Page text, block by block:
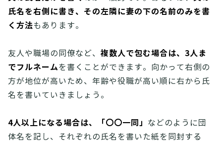
氏名を右側に書き、その左隣に妻の下の名前のみを書
く方法もあります。
友人や職場の同僚など、 複数人で包む場合は、3人ま
でフルネーム を書くことができます。向かって右側の
方が地位が高いため、年齢や役職が高い順に右から氏
名を書いていきましょう。
4人以上になる場合は、「〇〇一同」
などのように団
体名を記し、それぞれの氏名を書いた紙を同封する